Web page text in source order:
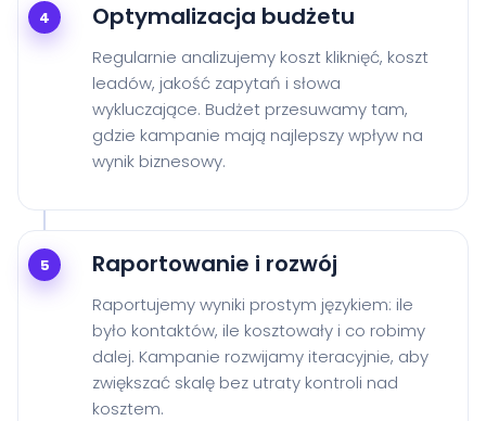
4 Optymalizacja budżetu
Regularnie analizujemy koszt kliknięć, koszt
leadów, jakość zapytań i słowa
wykluczające. Budżet przesuwamy tam,
gdzie kampanie mają najlepszy wpływ na
wynik biznesowy.
5 Raportowanie i rozwój
Raportujemy wyniki prostym językiem: ile
było kontaktów, ile kosztowały i co robimy
dalej. Kampanie rozwijamy iteracyjnie, aby
zwiększać skalę bez utraty kontroli nad
kosztem.